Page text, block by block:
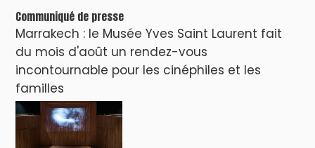
🎵Bulldozer Blues
Clip : 🎵 LE BLUES DE L'IA
🎵 Ormuzera bien, qui ormuzera le
dernier